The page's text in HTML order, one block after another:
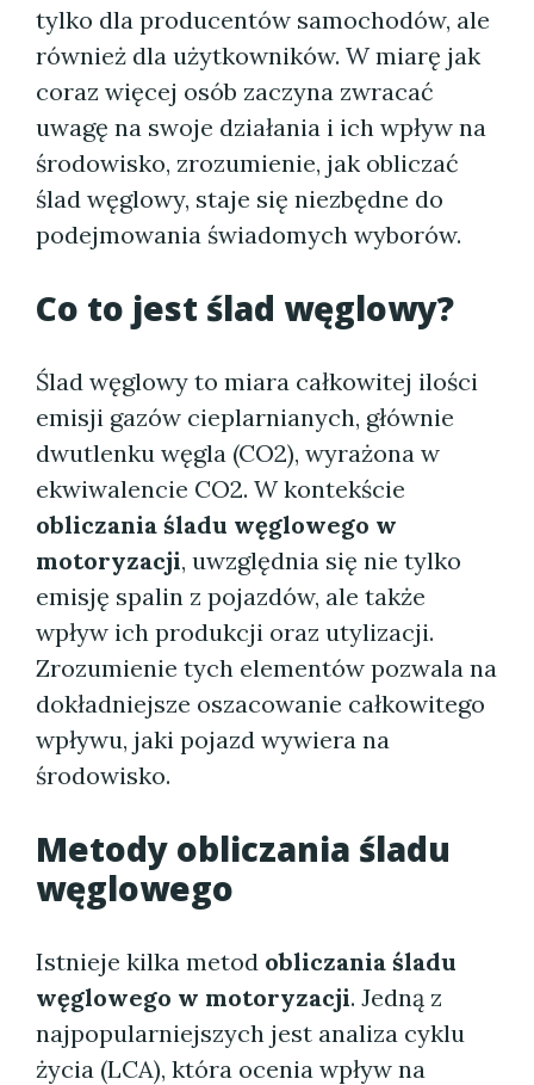
tylko dla producentów samochodów, ale
również dla użytkowników. W miarę jak
coraz więcej osób zaczyna zwracać
uwagę na swoje działania i ich wpływ na
środowisko, zrozumienie, jak obliczać
ślad węglowy, staje się niezbędne do
podejmowania świadomych wyborów.
Co to jest ślad węglowy?
Ślad węglowy to miara całkowitej ilości
emisji gazów cieplarnianych, głównie
dwutlenku węgla (CO2), wyrażona w
ekwiwalencie CO2. W kontekście
obliczania śladu węglowego w
motoryzacji, uwzględnia się nie tylko
emisję spalin z pojazdów, ale także
wpływ ich produkcji oraz utylizacji.
Zrozumienie tych elementów pozwala na
dokładniejsze oszacowanie całkowitego
wpływu, jaki pojazd wywiera na
środowisko.
Metody obliczania śladu
węglowego
Istnieje kilka metod obliczania śladu
węglowego w motoryzacji. Jedną z
najpopularniejszych jest analiza cyklu
życia (LCA), która ocenia wpływ na